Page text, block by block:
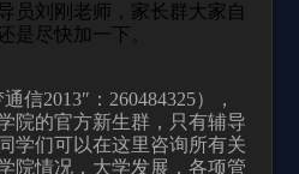
员刘刚老师，家长群大家自
是尽快加一下。
信2013″：260484325），
院的官方新生群，只有辅导
学们可以在这里咨询所有关
院情况，大学发展，各项管